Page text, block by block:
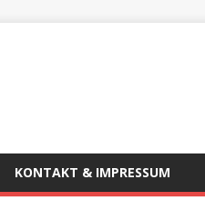
KONTAKT & IMPRESSUM